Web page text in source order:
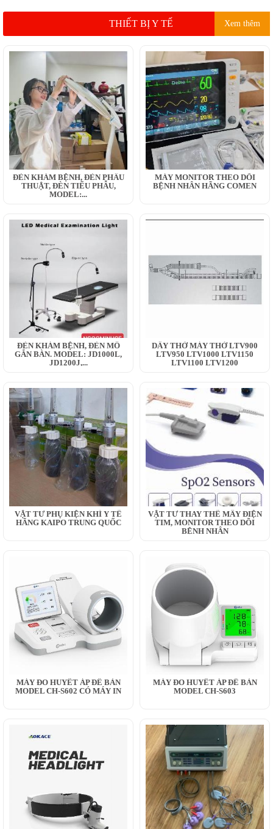
THIẾT BỊ Y TẾ Xem thêm
ĐÈN KHÁM BỆNH, ĐÈN PHẪU
THUẬT, ĐÈN TIỂU PHẪU,
MODEL:...
MÁY MONITOR THEO DÕI
BỆNH NHÂN HÃNG COMEN
ĐÈN KHÁM BỆNH, ĐÈN MỔ
GẮN BÀN. MODEL: JD1000L,
JD1200J,...
DÂY THỞ MÁY THỞ LTV900
LTV950 LTV1000 LTV1150
LTV1100 LTV1200
VẬT TƯ PHỤ KIỆN KHÍ Y TẾ
HÃNG KAIPO TRUNG QUỐC
VẬT TƯ THAY THẾ MÂY ĐIỆN
TIM, MONITOR THEO DÕI
BỆNH NHÂN
MÁY ĐO HUYẾT ÁP ĐỂ BÀN
MODEL CH-S602 CÓ MÁY IN
MÁY ĐO HUYẾT ÁP ĐỂ BÀN
MODEL CH-S603